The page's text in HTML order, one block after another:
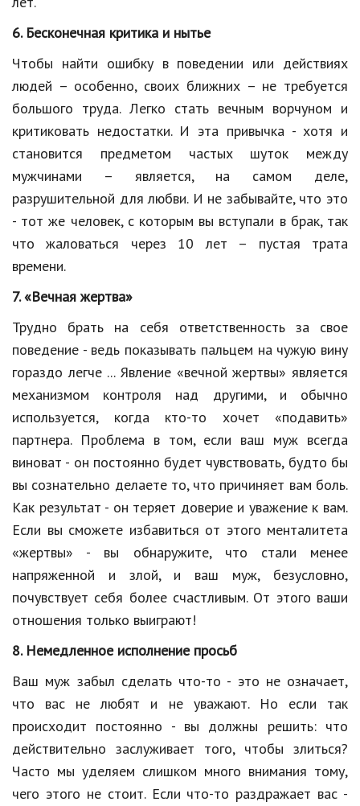
6. Бесконечная критика и нытье
Чтобы найти ошибку в поведении или действиях
людей – особенно, своих ближних – не требуется
большого труда. Легко стать вечным ворчуном и
критиковать недостатки. И эта привычка - хотя и
становится предметом частых шуток между
мужчинами – является, на самом деле,
разрушительной для любви. И не забывайте, что это
- тот же человек, с которым вы вступали в брак, так
что жаловаться через 10 лет – пустая трата
времени.
7. «Вечная жертва»
Трудно брать на себя ответственность за свое
поведение - ведь показывать пальцем на чужую вину
гораздо легче ... Явление «вечной жертвы» является
механизмом контроля над другими, и обычно
используется, когда кто-то хочет «подавить»
партнера. Проблема в том, если ваш муж всегда
виноват - он постоянно будет чувствовать, будто бы
вы сознательно делаете то, что причиняет вам боль.
Как результат - он теряет доверие и уважение к вам.
Если вы сможете избавиться от этого менталитета
«жертвы» - вы обнаружите, что стали менее
напряженной и злой, и ваш муж, безусловно,
почувствует себя более счастливым. От этого ваши
отношения только выиграют!
8. Немедленное исполнение просьб
Ваш муж забыл сделать что-то - это не означает,
что вас не любят и не уважают. Но если так
происходит постоянно - вы должны решить: что
действительно заслуживает того, чтобы злиться?
Часто мы уделяем слишком много внимания тому,
чего этого не стоит. Если что-то раздражает вас -